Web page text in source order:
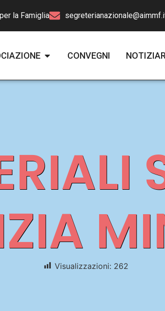
la Famiglia
CONVEGNI
Visualizzazioni: 262